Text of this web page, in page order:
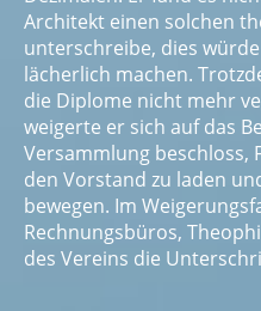
Architekt einen solchen
unterschreibe, dies
lächerlich machen.
die Diplome nicht mehr
weigerte er sich auf das
Versammlung beschloss,
den Vorstand zu laden
bewegen. Im
Rechnungsbüros,
des Vereins die